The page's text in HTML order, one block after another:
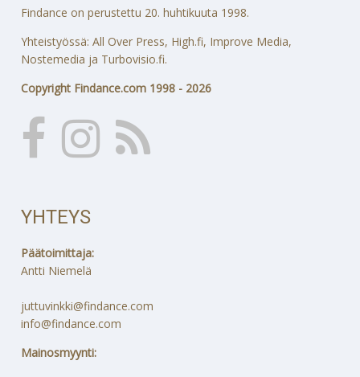
Findance on perustettu 20. huhtikuuta 1998.
Yhteistyössä: All Over Press, High.fi, Improve Media,
Nostemedia ja Turbovisio.fi.
Copyright Findance.com 1998 - 2026
YHTEYS
Päätoimittaja:
Antti Niemelä
juttuvinkki@findance.com
info@findance.com
Mainosmyynti: